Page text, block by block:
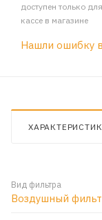
доступен только
кассе в магазине
Нашли ошибку
Вид фильтра
Воздушный